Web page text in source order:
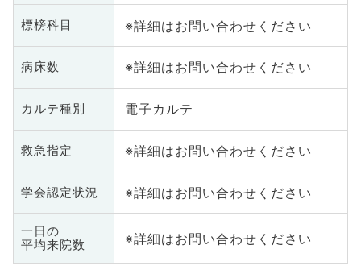
標榜科目 ※詳細はお問い合わせください
病床数 ※詳細はお問い合わせください
カルテ種別 電子カルテ
救急指定 ※詳細はお問い合わせください
学会認定状況 ※詳細はお問い合わせください
一日の
平均来院数
※詳細はお問い合わせください